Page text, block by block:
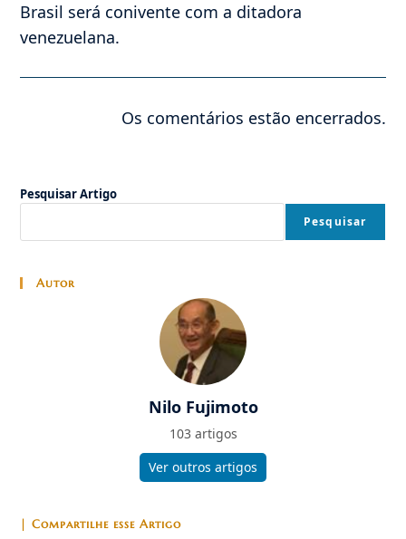
Brasil será conivente com a ditadora
venezuelana.
Os comentários estão encerrados.
Pesquisar Artigo
Pesquisar
Autor
Nilo Fujimoto
103 artigos
Ver outros artigos
| Compartilhe esse Artigo